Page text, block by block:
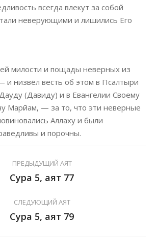
всегда влекут за собой
неверующими и лишились Его
милости и пощады неверных из
и низвёл весть об этом в Псалтыри
(Давиду) и в Евангелии Своему
Марйам, — за то, что эти неверные
Аллаху и были
и порочны.
ПРЕДЫДУЩИЙ АЯТ
Сура 5, аят 77
СЛЕДУЮЩИЙ АЯТ
Сура 5, аят 79